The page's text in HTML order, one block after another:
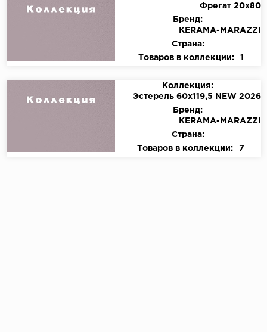
Фрегат 20х80
Бренд:
KЕRАМА-МАRАZZI
Страна:
Товаров в коллекции:
1
Коллекция:
Эстерель 60х119,5 NEW 2026
Бренд:
KЕRАМА-МАRАZZI
Страна:
Товаров в коллекции:
7